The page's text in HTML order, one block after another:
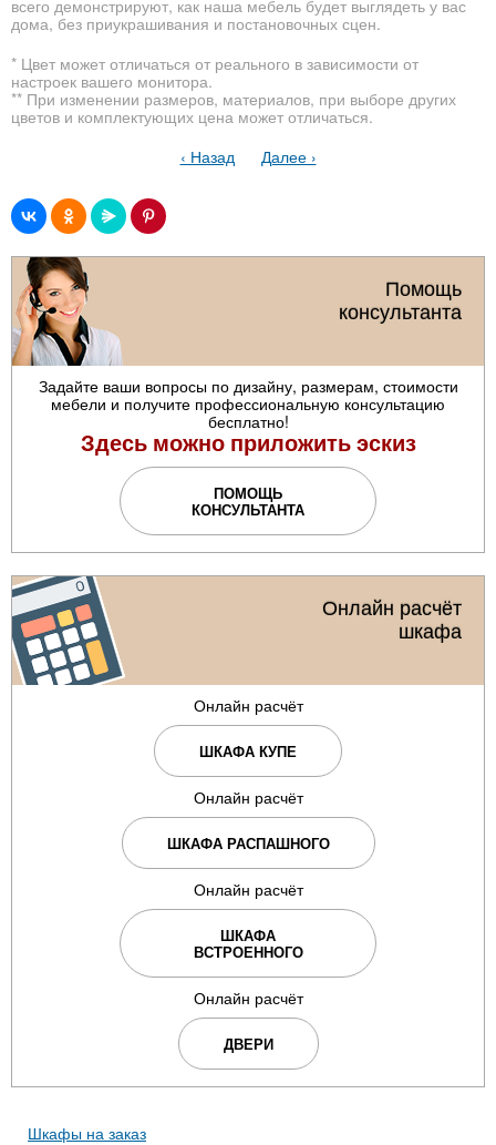
всего демонстрируют, как наша мебель будет выглядеть у вас
дома, без приукрашивания и постановочных сцен.
* Цвет может отличаться от реального в зависимости от
настроек вашего монитора.
** При изменении размеров, материалов, при выборе других
цветов и комплектующих цена может отличаться.
‹ Назад
Далее ›
Помощь
консультанта
Задайте ваши вопросы по дизайну, размерам, стоимости
мебели и получите профессиональную консультацию
бесплатно!
Здесь можно приложить эскиз
ПОМОЩЬ
КОНСУЛЬТАНТА
Онлайн расчёт
шкафа
Онлайн расчёт
ШКАФА КУПЕ
Онлайн расчёт
ШКАФА РАСПАШНОГО
Онлайн расчёт
ШКАФА
ВСТРОЕННОГО
Онлайн расчёт
ДВЕРИ
Шкафы на заказ